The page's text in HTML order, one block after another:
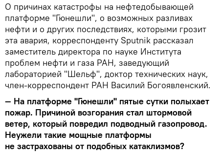
О причинах катастрофы на нефтедобывающей
платформе "Гюнешли", о возможных разливах
нефти и о других последствиях, которыми грозит
эта авария, корреспонденту Sputnik рассказал
заместитель директора по науке Института
проблем нефти и газа РАН, заведующий
лабораторией "Шельф", доктор технических наук,
член-корреспондент РАН Василий Богоявленский.
— На платформе "Гюнешли" пятые сутки полыхает
пожар. Причиной возгорания стал штормовой
ветер, который повредил подводный газопровод.
Неужели такие мощные платформы
не застрахованы от подобных катаклизмов?